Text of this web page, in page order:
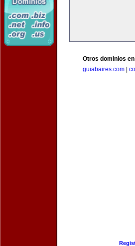
Otros dominios
guiabaires.com